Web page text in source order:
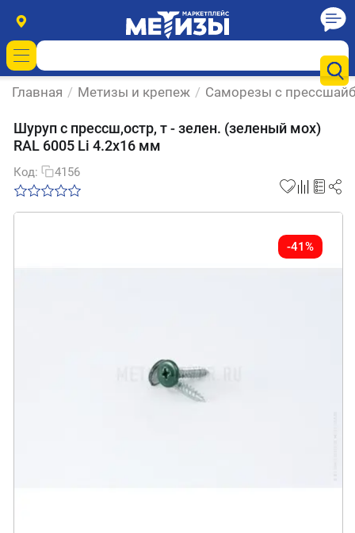
Главная / Метизы и крепеж / Саморезы с
Шуруп с прессш,остр, т - зелен. (зеленый мох)
RAL 6005 Li 4.2х16 мм
Код: 4156
-41%